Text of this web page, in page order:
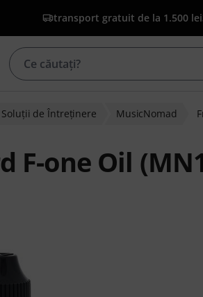
transport gratuit de la 1.500 lei
Soluţii de Întreţinere MusicNomad
F-one Oil